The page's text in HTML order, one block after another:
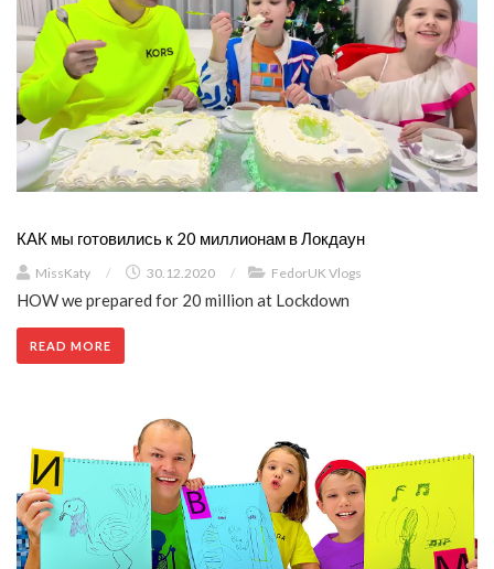
КАК мы готовились к 20 миллионам в Локдаун
MissKaty / 30.12.2020 / FedorUK Vlogs
HOW we prepared for 20 million at Lockdown
READ MORE